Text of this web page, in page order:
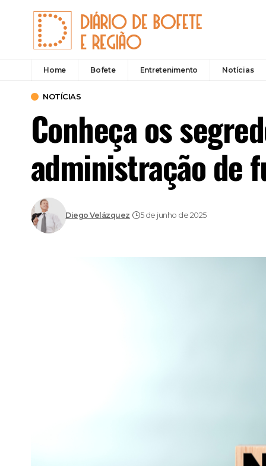
Home Bofete Entretenimento Notícias
NOTÍCIAS
Conheça os
administração de
Diego Velázquez 5 de junho de 2025